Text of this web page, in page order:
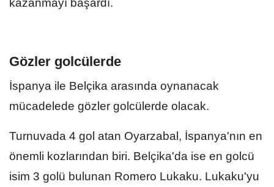
kazanmayı başardı.
Gözler golcülerde
İspanya ile Belçika arasında oynanacak
mücadelede gözler golcülerde olacak.
Turnuvada 4 gol atan Oyarzabal, İspanya'nın en
önemli kozlarından biri. Belçika'da ise en golcü
isim 3 golü bulunan Romero Lukaku. Lukaku'yu